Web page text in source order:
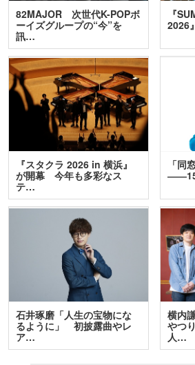
82MAJOR 次世代K-POPボ
ーイズグループの“今”を
訊…
『
2026
『スタクラ 2026 in 横浜』
が開幕 今年も多彩なス
テ…
「同
――15
石井琢磨「人生の宝物にな
るように」 初披露曲やレ
ア…
横内
やつ
人…